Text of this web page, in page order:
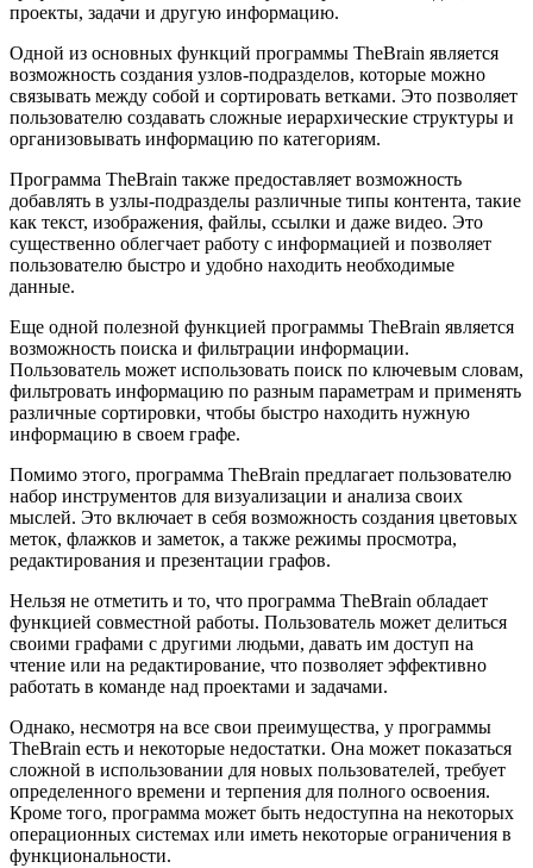
проекты, задачи и другую информацию.
Одной из основных функций программы TheBrain является
возможность создания узлов-подразделов, которые можно
связывать между собой и сортировать ветками. Это позволяет
пользователю создавать сложные иерархические структуры и
организовывать информацию по категориям.
Программа TheBrain также предоставляет возможность
добавлять в узлы-подразделы различные типы контента, такие
как текст, изображения, файлы, ссылки и даже видео. Это
существенно облегчает работу с информацией и позволяет
пользователю быстро и удобно находить необходимые
данные.
Еще одной полезной функцией программы TheBrain является
возможность поиска и фильтрации информации.
Пользователь может использовать поиск по ключевым словам,
фильтровать информацию по разным параметрам и применять
различные сортировки, чтобы быстро находить нужную
информацию в своем графе.
Помимо этого, программа TheBrain предлагает пользователю
набор инструментов для визуализации и анализа своих
мыслей. Это включает в себя возможность создания цветовых
меток, флажков и заметок, а также режимы просмотра,
редактирования и презентации графов.
Нельзя не отметить и то, что программа TheBrain обладает
функцией совместной работы. Пользователь может делиться
своими графами с другими людьми, давать им доступ на
чтение или на редактирование, что позволяет эффективно
работать в команде над проектами и задачами.
Однако, несмотря на все свои преимущества, у программы
TheBrain есть и некоторые недостатки. Она может показаться
сложной в использовании для новых пользователей, требует
определенного времени и терпения для полного освоения.
Кроме того, программа может быть недоступна на некоторых
операционных системах или иметь некоторые ограничения в
функциональности.